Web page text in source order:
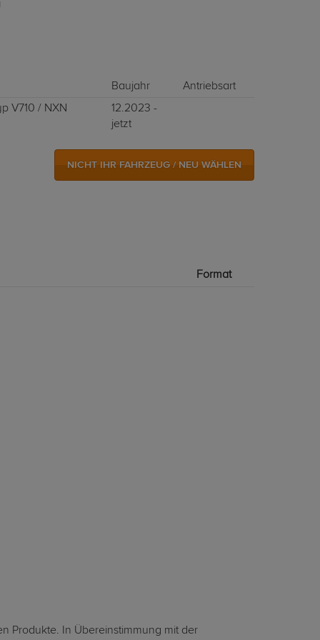
Baujahr
Antriebsart
V710 / NXN
12.2023 -
jetzt
NICHT IHR FAHRZEUG / NEU WÄHLEN
Format
Produkte. In Übereinstimmung mit der